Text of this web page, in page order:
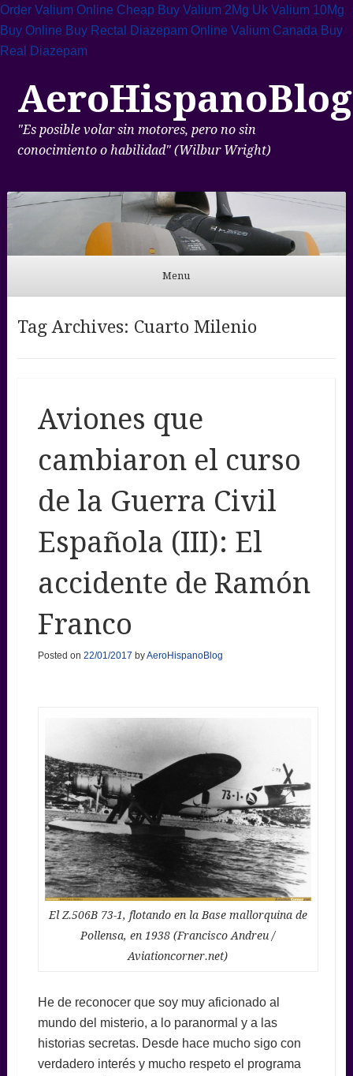
Order Valium Online Cheap Buy Valium 2Mg Uk Valium 10Mg
Buy Online Buy Rectal Diazepam Online Valium Canada Buy
Real Diazepam
AeroHispanoBlog
"Es posible volar sin motores, pero no sin
conocimiento o habilidad" (Wilbur Wright)
Menu
Tag Archives: Cuarto Milenio
Aviones que
cambiaron el curso
de la Guerra Civil
Española (III): El
accidente de Ramón
Franco
Posted on 22/01/2017 byAeroHispanoBlog
El Z.506B 73-1, flotando en la Base mallorquina de
Pollensa, en 1938 (Francisco Andreu /
Aviationcorner.net)
He de reconocer que soy muy aficionado al
mundo del misterio, a lo paranormal y a las
historias secretas. Desde hace mucho sigo con
verdadero interés y mucho respeto el programa